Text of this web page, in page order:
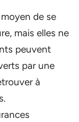
de se
mais elles ne
peuvent
par une
à